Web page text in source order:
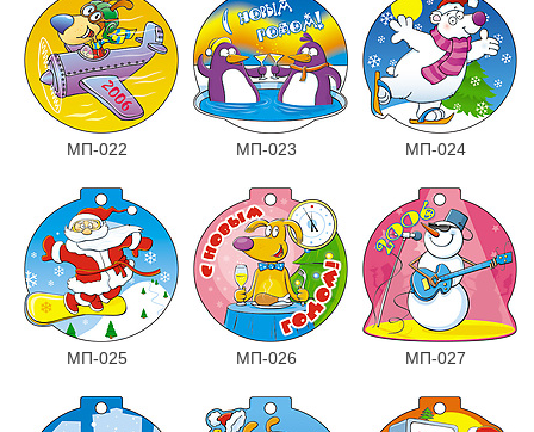
МП-022 МП-023 МП-024
МП-025 МП-026 МП-027